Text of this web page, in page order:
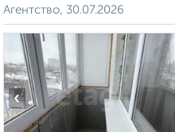
Агентство, 30.07.2026
‹